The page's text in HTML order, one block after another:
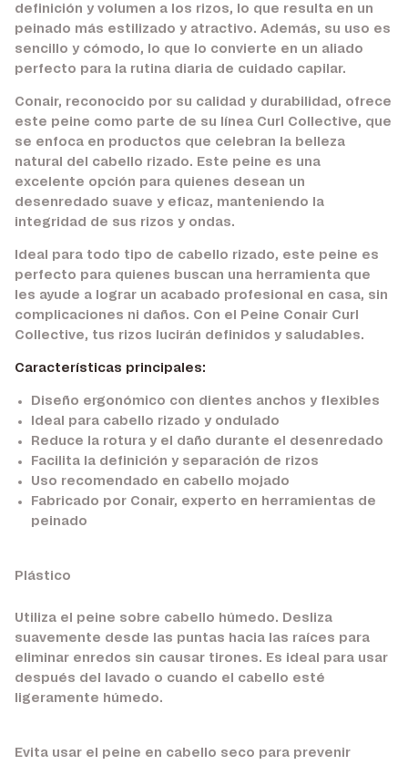
definición y volumen a los rizos, lo que resulta en un
peinado más estilizado y atractivo. Además, su uso es
sencillo y cómodo, lo que lo convierte en un aliado
perfecto para la rutina diaria de cuidado capilar.
Conair, reconocido por su calidad y durabilidad, ofrece
este peine como parte de su línea Curl Collective, que
se enfoca en productos que celebran la belleza
natural del cabello rizado. Este peine es una
excelente opción para quienes desean un
desenredado suave y eficaz, manteniendo la
integridad de sus rizos y ondas.
Ideal para todo tipo de cabello rizado, este peine es
perfecto para quienes buscan una herramienta que
les ayude a lograr un acabado profesional en casa, sin
complicaciones ni daños. Con el Peine Conair Curl
Collective, tus rizos lucirán definidos y saludables.
Características principales:
Diseño ergonómico con dientes anchos y flexibles
Ideal para cabello rizado y ondulado
Reduce la rotura y el daño durante el desenredado
Facilita la definición y separación de rizos
Uso recomendado en cabello mojado
Fabricado por Conair, experto en herramientas de
peinado
Plástico
Utiliza el peine sobre cabello húmedo. Desliza
suavemente desde las puntas hacia las raíces para
eliminar enredos sin causar tirones. Es ideal para usar
después del lavado o cuando el cabello esté
ligeramente húmedo.
Evita usar el peine en cabello seco para prevenir